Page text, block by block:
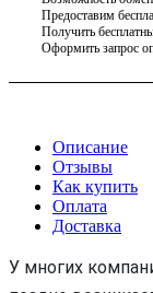
Предоставим
Получить
Оформить запрос
Описание
Отзывы
Как купить
Оплата
Доставка
У многих